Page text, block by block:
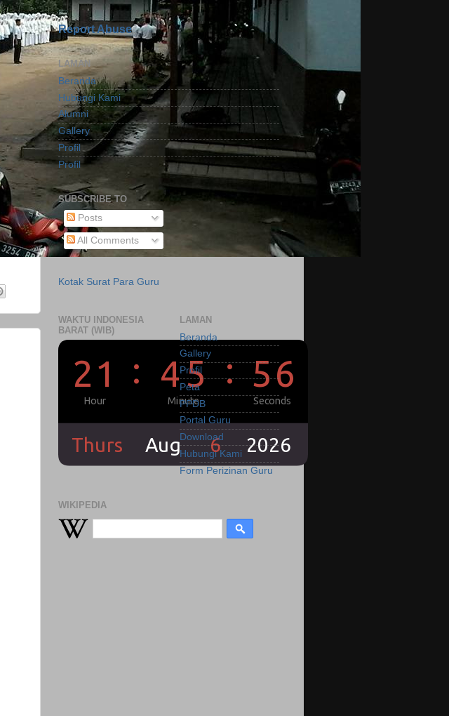
Report Abuse
LAMAN
Beranda
Hubungi Kami
Alumni
Gallery
Profil
Profil
SUBSCRIBE TO
Posts
All Comments
Kotak Surat Para Guru
WAKTU INDONESIA
BARAT (WIB)
LAMAN
Beranda
Gallery
Profil
Peta
PPDB
Portal Guru
Download
Hubungi Kami
Form Perizinan Guru
WIKIPEDIA